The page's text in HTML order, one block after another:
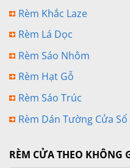
Rèm Khắc Laze
Rèm Lá Dọc
Rèm Sáo Nhôm
Rèm Hạt Gỗ
Rèm Sáo Trúc
Rèm Dán Tường Cửa Sổ
RÈM CỬA THEO KHÔNG